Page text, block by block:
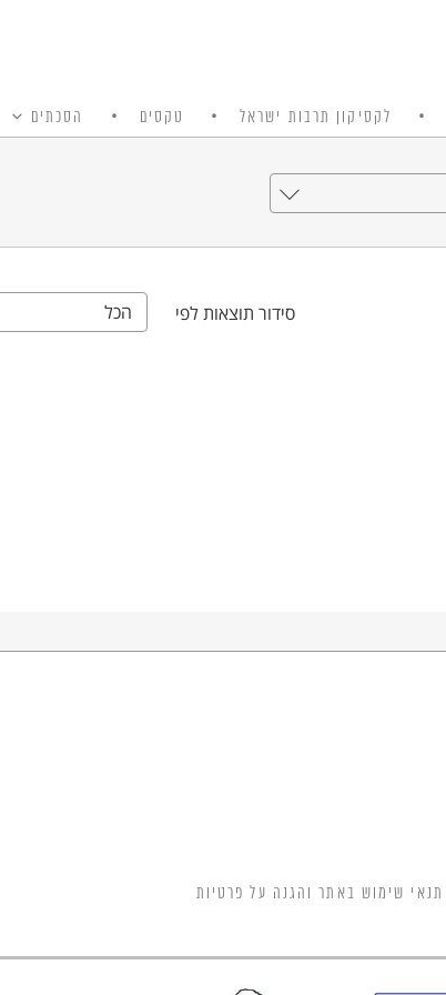
לקסיקון תרבות ישראל טקסים הסכתים
סידור תוצאות לפי הכל
תנאי שימוש באתר והגנה על פרטיות